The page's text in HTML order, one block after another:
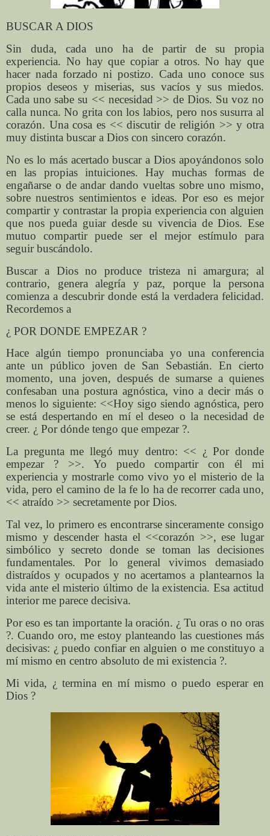
BUSCAR A DIOS
Sin duda, cada uno ha de partir de su propia
experiencia. No hay que copiar a otros. No hay que
hacer nada forzado ni postizo. Cada uno conoce sus
propios deseos y miserias, sus vacíos y sus miedos.
Cada uno sabe su << necesidad >> de Dios. Su voz no
calla nunca. No grita con los labios, pero nos susurra al
corazón. Una cosa es << discutir de religión >> y otra
muy distinta buscar a Dios con sincero corazón.
No es lo más acertado buscar a Dios apoyándonos solo
en las propias intuiciones. Hay muchas formas de
engañarse o de andar dando vueltas sobre uno mismo,
sobre nuestros sentimientos e ideas. Por eso es mejor
compartir y contrastar la propia experiencia con alguien
que nos pueda guiar desde su vivencia de Dios. Ese
mutuo compartir puede ser el mejor estímulo para
seguir buscándolo.
Buscar a Dios no produce tristeza ni amargura; al
contrario, genera alegría y paz, porque la persona
comienza a descubrir donde está la verdadera felicidad.
Recordemos a
¿ POR DONDE EMPEZAR ?
Hace algún tiempo pronunciaba yo una conferencia
ante un público joven de San Sebastián. En cierto
momento, una joven, después de sumarse a quienes
confesaban una postura agnóstica, vino a decir más o
menos lo siguiente: <<Hoy sigo siendo agnóstica, pero
se está despertando en mí el deseo o la necesidad de
creer. ¿ Por dónde tengo que empezar ?.
La pregunta me llegó muy dentro: << ¿ Por donde
empezar ? >>. Yo puedo compartir con él mi
experiencia y mostrarle como vivo yo el misterio de la
vida, pero el camino de la fe lo ha de recorrer cada uno,
<< atraído >> secretamente por Dios.
Tal vez, lo primero es encontrarse sinceramente consigo
mismo y descender hasta el <<corazón >>, ese lugar
simbólico y secreto donde se toman las decisiones
fundamentales. Por lo general vivimos demasiado
distraídos y ocupados y no acertamos a plantearnos la
vida ante el misterio último de la existencia. Esa actitud
interior me parece decisiva.
Por eso es tan importante la oración. ¿ Tu oras o no oras
?. Cuando oro, me estoy planteando las cuestiones más
decisivas: ¿ puedo confiar en alguien o me constituyo a
mí mismo en centro absoluto de mi existencia ?.
Mi vida, ¿ termina en mí mismo o puedo esperar en
Dios ?